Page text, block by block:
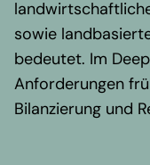
sowie
bedeutet. Im
Anforderungen
Bilanzierung und